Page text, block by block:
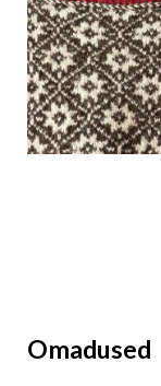
Omadused